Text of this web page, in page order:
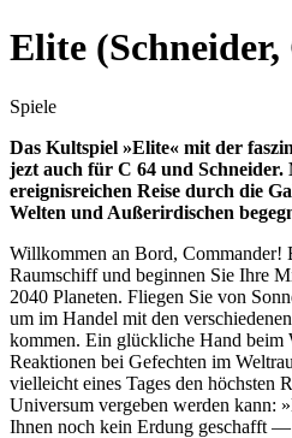
Elite (Schneider,
Spiele
Das Kultspiel »Elite« mit der
jezt auch für C 64 und Schneider.
ereignisreichen Reise durch die
Welten und Außerirdischen
Willkommen an Bord,
Raumschiff und beginnen Sie Ihre
2040 Planeten. Fliegen Sie von
um im Handel mit den
kommen. Ein glückliche Hand beim
Reaktionen bei Gefechten im
vielleicht eines Tages den höchsten
Universum vergeben werden kann:
Ihnen noch kein Erdung geschafft